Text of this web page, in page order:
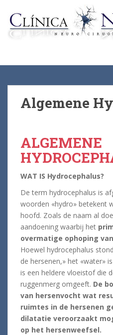
Algemene
ALGEMENE
WAT IS Hydrocephalus?
De term hydrocephalus is
woorden «hydro» betekent
hoofd. Zoals de naam al
aandoening waarbij het
overmatige ophoping
Hoewel hydrocephalus
de hersenen,» het «water»
is een heldere vloeistof die
ruggenmerg omgeeft. De
van hersenvocht wat
ruimtes in de hersenen
dilatatie veroorzaakt
op het hersenweefsel.